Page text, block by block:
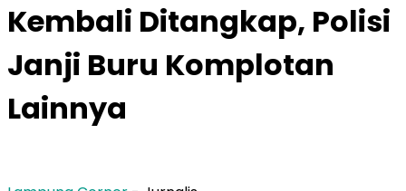
Kembali Ditangkap, Polisi
Janji Buru Komplotan
Lainnya